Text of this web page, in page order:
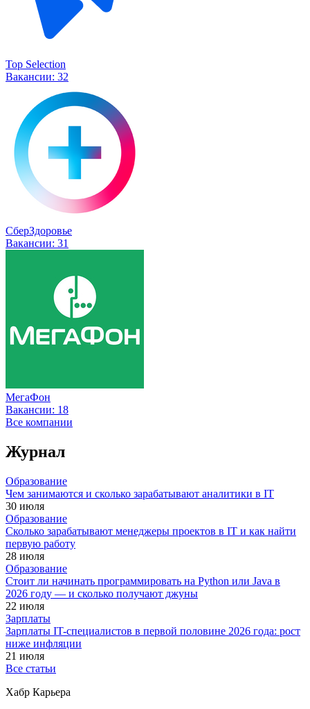
Top Selection
Вакансии: 32
СберЗдоровье
Вакансии: 31
МегаФон
Вакансии: 18
Все компании
Журнал
Образование
Чем занимаются и сколько зарабатывают аналитики в IT
30 июля
Образование
Сколько зарабатывают менеджеры проектов в IT и как найти
первую работу
28 июля
Образование
Стоит ли начинать программировать на Python или Java в
2026 году — и сколько получают джуны
22 июля
Зарплаты
Зарплаты IT-специалистов в первой половине 2026 года: рост
ниже инфляции
21 июля
Все статьи
Хабр Карьера